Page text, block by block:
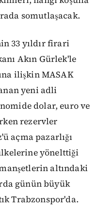
somutlaşacak.
33 yıldır firari
Akın Gürlek'le
ilişkin MASAK
yeni adli
dolar, euro ve
rezervler
açma pazarlığı
yönelttiği
altındaki
günün büyük
Trabzonspor'da.